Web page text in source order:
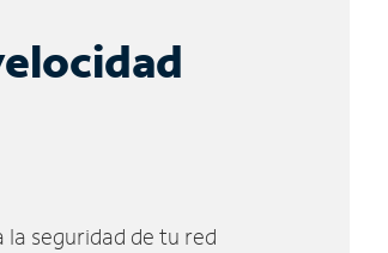
seguridad de tu red